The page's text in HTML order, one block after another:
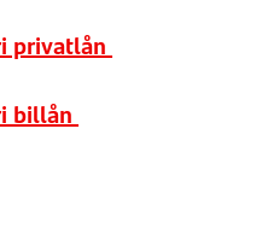
privatlån
billån